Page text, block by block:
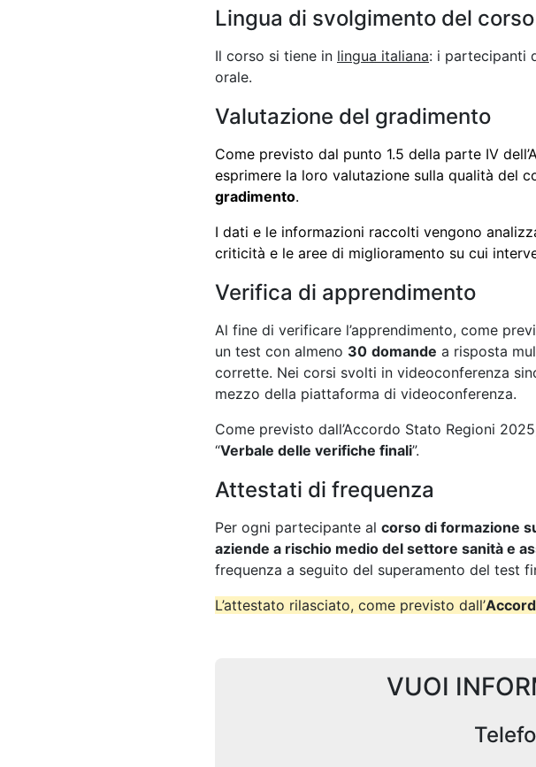
Lingua di svolgimento del corso
Il corso si tiene in lingua italiana: i partecipanti
orale.
Valutazione del gradimento
Come previsto dal punto 1.5 della parte IV dell’
esprimere la loro valutazione sulla qualità del
gradimento.
I dati e le informazioni raccolti vengono
criticità e le aree di miglioramento su cui
Verifica di apprendimento
Al fine di verificare l’apprendimento, come
un test con almeno 30 domande a risposta
corrette. Nei corsi svolti in videoconferenza
mezzo della piattaforma di videoconferenza.
Come previsto dall’Accordo Stato Regioni
“Verbale delle verifiche finali”.
Attestati di frequenza
Per ogni partecipante al corso di formazione
aziende a rischio medio del settore sanità e
frequenza a seguito del superamento del test
L’attestato rilasciato, come previsto dall’
VUOI